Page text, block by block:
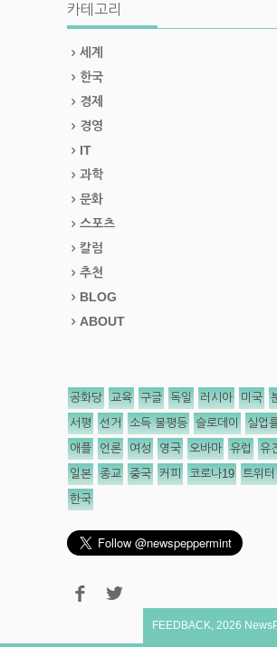
카테고리
세계
한국
경제
경영
IT
과학
문화
스포츠
칼럼
추천
BLOG
ABOUT
공화당 교육 구글 독일 러시아 미국
서평 선거 소득 불평등 슬로데이 실업
애플 언론 여성 영국 오바마 유럽 유
일본 종교 중국 커피 코로나19 트위터
한국
FEEDBACK 2026